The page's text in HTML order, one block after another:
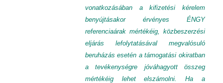
vonatkozásában a kifizetési kérelem
benyújtásakor érvényes ÉNGY
referenciaárak mértékéig, közbeszerzési
eljárás lefolytatásával megvalósuló
beruházás esetén a támogatási okiratban
a tevékenységre jóváhagyott összeg
mértékéig lehet elszámolni. Ha a